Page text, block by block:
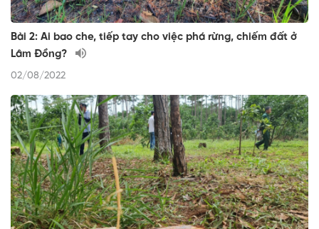
Bài 2: Ai bao che, tiếp tay cho việc phá rừng, chiếm đất ở
Lâm Đồng?
02/08/2022